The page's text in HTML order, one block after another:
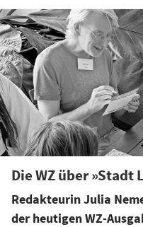
Die WZ über »Stadt
Redakteurin Julia
der heutigen WZ-